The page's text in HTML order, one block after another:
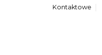
Kontaktowe